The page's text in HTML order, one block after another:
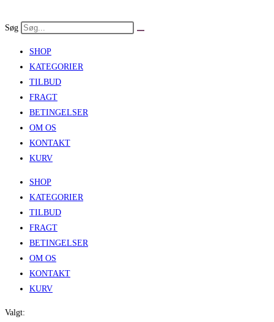
to
Søg
SHOP
KATEGORIER
TILBUD
FRAGT
BETINGELSER
OM OS
KONTAKT
KURV
SHOP
KATEGORIER
TILBUD
FRAGT
BETINGELSER
OM OS
KONTAKT
KURV
Valgt: